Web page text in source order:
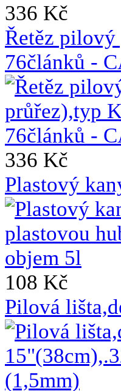
336 Kč
Řetěz
76článků -
336 Kč
Plastový
108 Kč
Pilová